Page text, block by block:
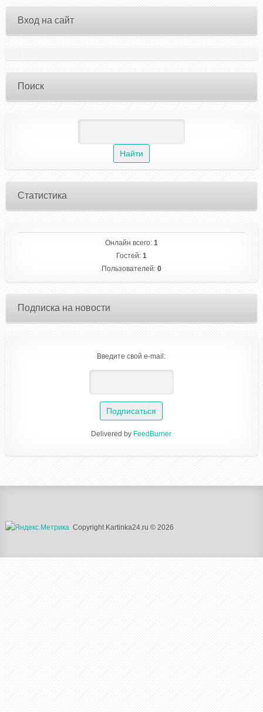
Вход на сайт
Поиск
Статистика
Онлайн всего: 1
Гостей: 1
Пользователей: 0
Подписка на новости
Введите свой e-mail:
Delivered by FeedBurner
Copyright Kartinka24.ru © 2026